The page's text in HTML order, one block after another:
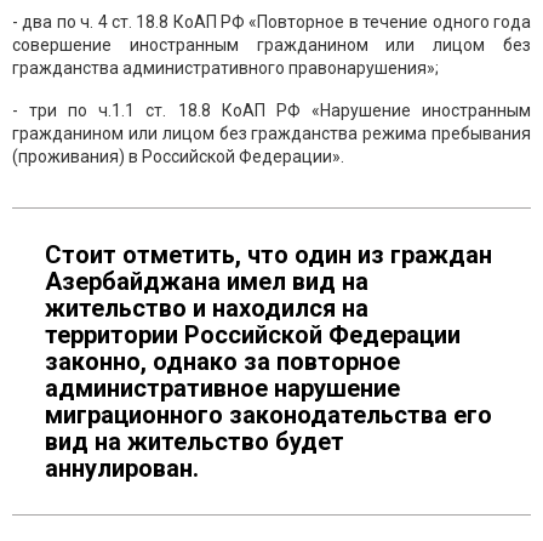
- два по ч. 4 ст. 18.8 КоАП РФ «Повторное в течение одного года
совершение иностранным гражданином или лицом без
гражданства административного правонарушения»;
- три по ч.1.1 ст. 18.8 КоАП РФ «Нарушение иностранным
гражданином или лицом без гражданства режима пребывания
(проживания) в Российской Федерации».
Стоит отметить, что один из граждан
Азербайджана имел вид на
жительство и находился на
территории Российской Федерации
законно, однако за повторное
административное нарушение
миграционного законодательства его
вид на жительство будет
аннулирован.